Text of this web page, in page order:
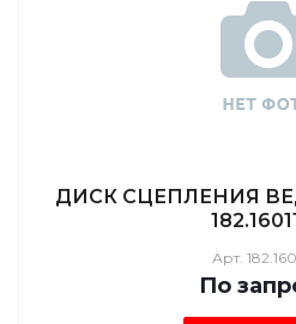
ДИСК СЦЕПЛЕНИЯ
Арт.
По запр